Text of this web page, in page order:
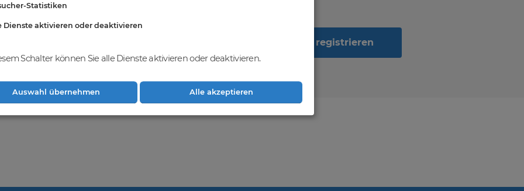
beiDomainCatcherund registriere
zu erwerben und dein
Jetzt registrieren
Statistiken
Dienste aktivieren oder deaktivieren
Schalter können Sie alle Dienste aktivieren oder deaktivieren.
Auswahl übernehmen Alle akzeptieren